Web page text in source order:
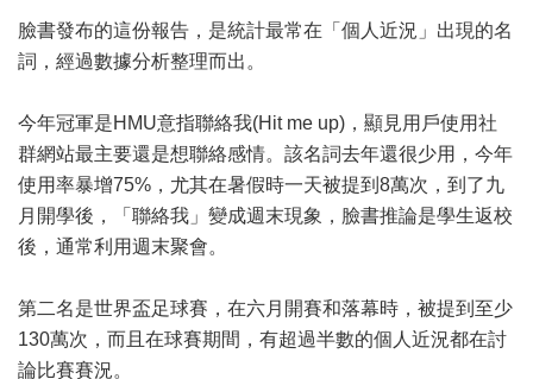
臉書發布的這份報告，是統計最常在「個人近況」出現的名
詞，經過數據分析整理而出。
今年冠軍是HMU意指聯絡我(Hit me up)，顯見用戶使用社
群網站最主要還是想聯絡感情。該名詞去年還很少用，今年
使用率暴增75%，尤其在暑假時一天被提到8萬次，到了九
月開學後，「聯絡我」變成週末現象，臉書推論是學生返校
後，通常利用週末聚會。
第二名是世界盃足球賽，在六月開賽和落幕時，被提到至少
130萬次，而且在球賽期間，有超過半數的個人近況都在討
論比賽賽況。